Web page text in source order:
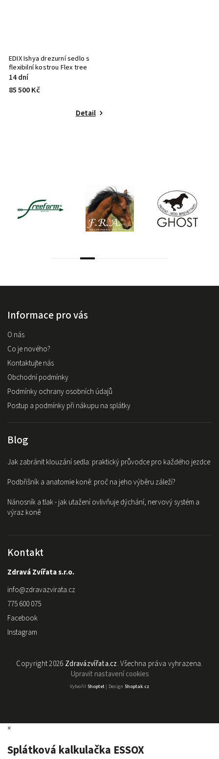
EDIX Ishya drezurní sedlo s
flexibilní kostrou Flex tree
14 dní
85 500 Kč
Detail
Informace pro vás
O nás
Co je nového?
Kontaktujte nás
Obchodní podmínky
Podmínky ochrany osobních údajů
Postup a podmínky při nákupu na splátky
Blog
Jak zabránit klouzání sedla: praktický průvodce pro každého jezdce
Podbřišník a anatomie koně: proč na jeho výběru záleží?
Nánosník a tlak - jak utažení ovlivňuje dýchání, nervový systém a
výraz koně
Kontakt
Zdravá Zvířata s.r.o.
info@zdravazvirata.cz
775 600 075
Facebook
Instagram
Copyright 2026 Zdravázvířata.cz. Všechna práva vyhrazena.
Upravit nastavení cookies
Vytvořil Shoptet| Design Shoptak.cz
×
Splátková kalkulačka ESSOX